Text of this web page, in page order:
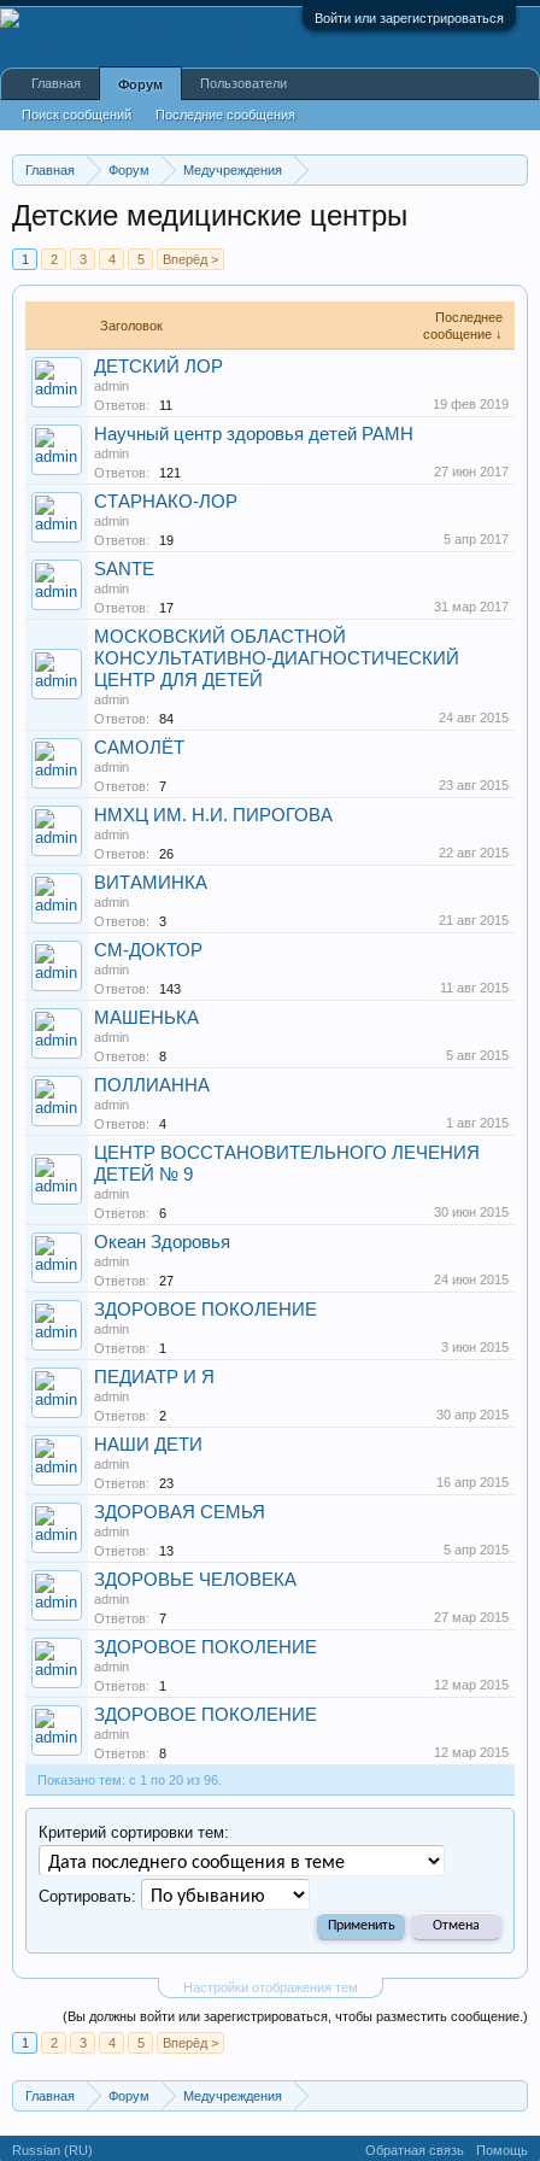
Войти или зарегистрироваться
Главная Форум
Медучреждения
Детские медицинские центры
1 2 3 4 5 Вперёд >
Заголовок
Последнее
сообщение ↓
ДЕТСКИЙ ЛОР
admin
Ответов:
11 19 фев 2019
Научный центр здоровья детей РАМН
admin
Ответов:
121 27 июн 2017
СТАРНАКО-ЛОР
admin
Ответов:
19 5 апр 2017
SANTE
admin
Ответов:
17 31 мар 2017
МОСКОВСКИЙ ОБЛАСТНОЙ
КОНСУЛЬТАТИВНО-ДИАГНОСТИЧЕСКИЙ
ЦЕНТР ДЛЯ ДЕТЕЙ
admin
Ответов:
84 24 авг 2015
САМОЛЁТ
admin
Ответов:
7 23 авг 2015
НМХЦ ИМ. Н.И. ПИРОГОВА
admin
Ответов:
26 22 авг 2015
ВИТАМИНКА
admin
Ответов:
3 21 авг 2015
СМ-ДОКТОР
admin
Ответов:
143 11 авг 2015
МАШЕНЬКА
admin
Ответов:
8 5 авг 2015
ПОЛЛИАННА
admin
Ответов:
4 1 авг 2015
ЦЕНТР ВОССТАНОВИТЕЛЬНОГО ЛЕЧЕНИЯ
ДЕТЕЙ № 9
admin
Ответов:
6 30 июн 2015
Океан Здоровья
admin
Ответов:
27 24 июн 2015
ЗДОРОВОЕ ПОКОЛЕНИЕ
admin
Ответов:
1 3 июн 2015
ПЕДИАТР И Я
admin
Ответов:
2 30 апр 2015
НАШИ ДЕТИ
admin
Ответов:
23 16 апр 2015
ЗДОРОВАЯ СЕМЬЯ
admin
Ответов:
13 5 апр 2015
ЗДОРОВЬЕ ЧЕЛОВЕКА
admin
Ответов:
7 27 мар 2015
ЗДОРОВОЕ ПОКОЛЕНИЕ
admin
Ответов:
1 12 мар 2015
ЗДОРОВОЕ ПОКОЛЕНИЕ
admin
Ответов:
8
12 мар 2015
Показано тем: с 1 по 20 из 96.
Настройки отображения тем
Критерий сортировки тем:
Сортировать:
(Вы должны войти или зарегистрироваться, чтобы разместить сообщение.)
1
2 3 4 5 Вперёд >
Главная Форум
Медучреждения
Главная Форум
Поиск сообщений Последние сообщения
Пользователи
Russian (RU) Обратная связь Помощь